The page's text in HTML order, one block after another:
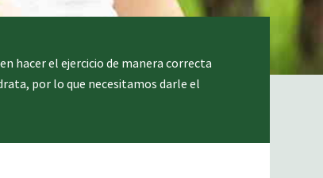
hacer el ejercicio de manera correcta
por lo que necesitamos darle el